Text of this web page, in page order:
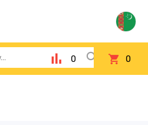
0 0